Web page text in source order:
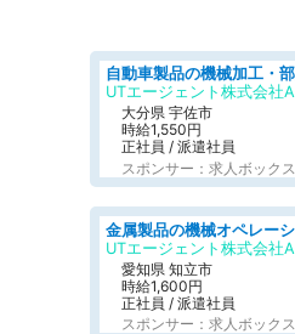
大分県 宇佐市
時給1,550円
正社員 / 派遣社員
スポンサー：求人ボックス
UTエージェント株式会社
愛知県 知立市
時給1,600円
正社員 / 派遣社員
スポンサー：求人ボックス